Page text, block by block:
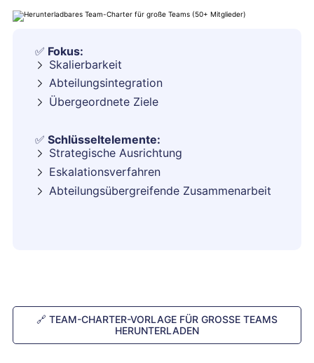
✅ Fokus:
Skalierbarkeit
Abteilungsintegration
Übergeordnete Ziele
✅ Schlüsseltelemente:
Strategische Ausrichtung
Eskalationsverfahren
Abteilungsübergreifende Zusammenarbeit
🔗 TEAM-CHARTER-VORLAGE FÜR GROSSE TEAMS H
ERUNTERLADEN